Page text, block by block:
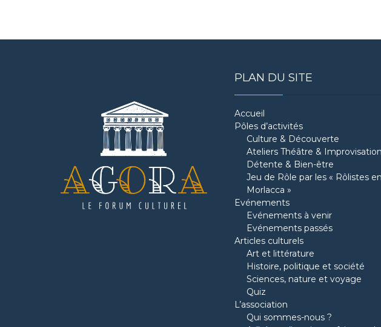
PLAN DU SITE
Accueil
Pôles d’activités
Culture & Découverte
Ateliers Théâtre & Improvisation
Détente & Bien-être
Jeu de Rôle par les « Rôlistes en
Morlacca »
Evénements
Evénements à venir
Evénements passés
Articles culturels
Art et littérature
Histoire, politique et société
Sciences, nature et voyage
Quiz
L’association
Qui sommes-nous ?